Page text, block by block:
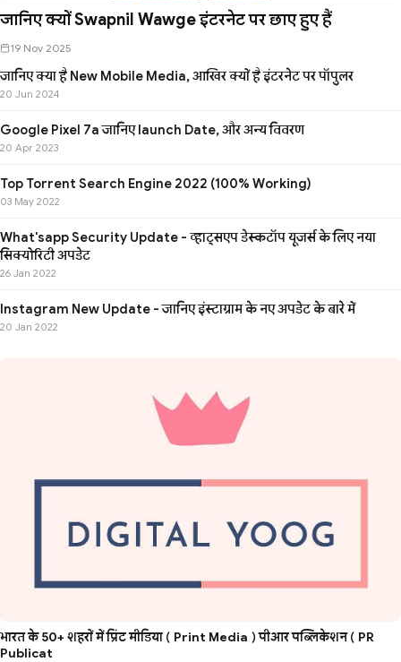
जानिए क्यों Swapnil Wawge इंटरनेट पर छाए हुए हैं
19 Nov 2025
जानिए क्या है New Mobile Media, आखिर क्यों है इंटरनेट पर पॉपुलर
20 Jun 2024
Google Pixel 7a जानिए launch Date, और अन्य विवरण
20 Apr 2023
Top Torrent Search Engine 2022 (100% Working)
03 May 2022
What'sapp Security Update - व्हाट्सएप डेस्कटॉप यूजर्स के लिए नया
सिक्योरिटी अपडेट
26 Jan 2022
Instagram New Update - जानिए इंस्टाग्राम के नए अपडेट के बारे में
20 Jan 2022
भारत के 50+ शहरों में प्रिंट मीडिया ( Print Media ) पीआर पब्लिकेशन ( PR
Publicat